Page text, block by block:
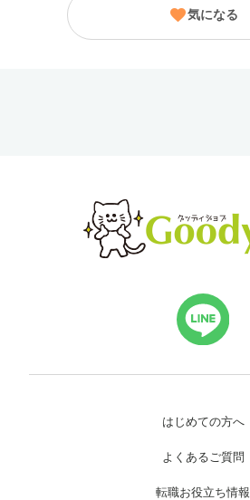
気になる
はじめての方へ
よくあるご質問
転職お役立ち情報